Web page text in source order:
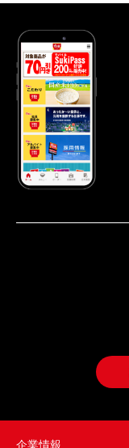
企業情報